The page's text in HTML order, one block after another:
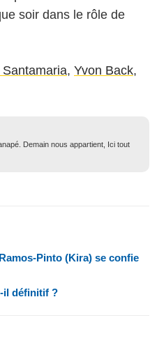
soir dans le rôle de
, Yvon Back,
Demain nous appartient, Ici tout
Pinto (Kira) se confie
il définitif ?